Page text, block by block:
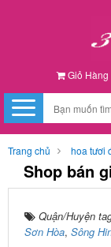
Giỏ Hàng
Trang chủ hoa tươi
Shop bán
Quận/Huyện
Sơn Hòa, Sông